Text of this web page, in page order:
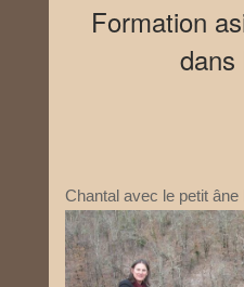
Formation
dans
Chantal avec le petit âne